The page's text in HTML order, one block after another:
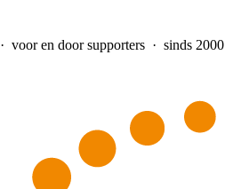
· voor en door supporters · sinds 2000